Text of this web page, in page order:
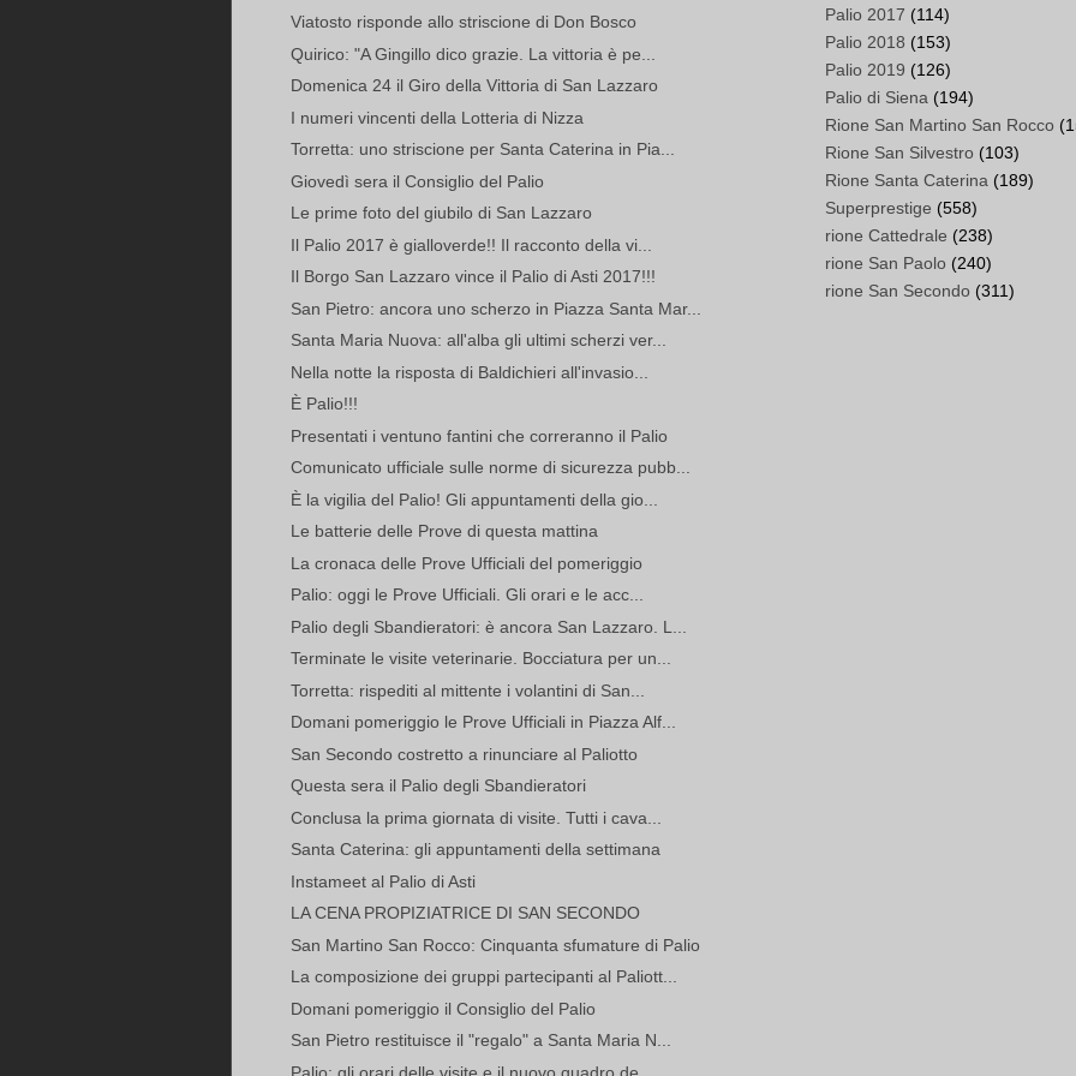
Viatosto risponde allo striscione di Don Bosco
Quirico: "A Gingillo dico grazie. La vittoria è pe...
Domenica 24 il Giro della Vittoria di San Lazzaro
I numeri vincenti della Lotteria di Nizza
Torretta: uno striscione per Santa Caterina in Pia...
Giovedì sera il Consiglio del Palio
Le prime foto del giubilo di San Lazzaro
Il Palio 2017 è gialloverde!! Il racconto della vi...
Il Borgo San Lazzaro vince il Palio di Asti 2017!!!
San Pietro: ancora uno scherzo in Piazza Santa Mar...
Santa Maria Nuova: all'alba gli ultimi scherzi ver...
Nella notte la risposta di Baldichieri all'invasio...
È Palio!!!
Presentati i ventuno fantini che correranno il Palio
Comunicato ufficiale sulle norme di sicurezza pubb...
È la vigilia del Palio! Gli appuntamenti della gio...
Le batterie delle Prove di questa mattina
La cronaca delle Prove Ufficiali del pomeriggio
Palio: oggi le Prove Ufficiali. Gli orari e le acc...
Palio degli Sbandieratori: è ancora San Lazzaro. L...
Terminate le visite veterinarie. Bocciatura per un...
Torretta: rispediti al mittente i volantini di San...
Domani pomeriggio le Prove Ufficiali in Piazza Alf...
San Secondo costretto a rinunciare al Paliotto
Questa sera il Palio degli Sbandieratori
Conclusa la prima giornata di visite. Tutti i cava...
Santa Caterina: gli appuntamenti della settimana
Instameet al Palio di Asti
LA CENA PROPIZIATRICE DI SAN SECONDO
San Martino San Rocco: Cinquanta sfumature di Palio
La composizione dei gruppi partecipanti al Paliott...
Domani pomeriggio il Consiglio del Palio
San Pietro restituisce il "regalo" a Santa Maria N...
Palio 2017 (114)
Palio 2018 (153)
Palio 2019 (126)
Palio di Siena (194)
Rione San Martino San Rocco
Rione San Silvestro (103)
Rione Santa Caterina (189)
Superprestige (558)
rione Cattedrale (238)
rione San Paolo (240)
rione San Secondo (311)